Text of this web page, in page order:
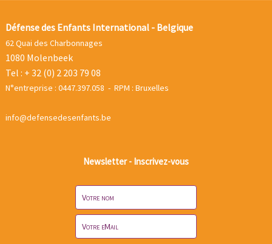
Défense des Enfants International - Belgique
62 Quai des Charbonnages
1080 Molenbeek
Tel : + 32 (0) 2 203 79 08
N°entreprise : 0447.397.058 - RPM : Bruxelles
info@defensedesenfants.be
Newsletter - Inscrivez-vous